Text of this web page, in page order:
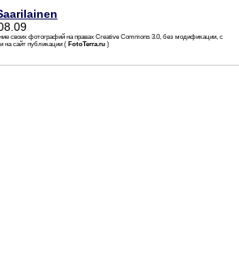
своих фотографий на правах Creative Commons 3.0, без модификации, с
на сайт публикации ( FotoTerra.ru )